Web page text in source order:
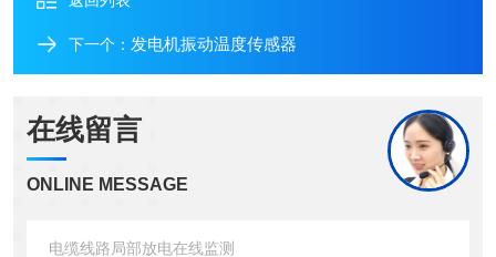
下一个： 发电机振动温度传感器
在线留言
ONLINE MESSAGE